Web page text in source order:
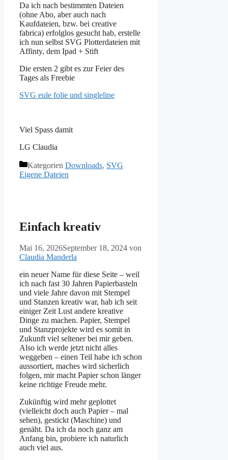
Da ich nach bestimmten Dateien
(ohne Abo, aber auch nach
Kaufdateien, bzw. bei creative
fabrica) erfolglos gesucht hab, erstelle
ich nun selbst SVG Plotterdateien mit
Affinty, dem Ipad + Stift
Die ersten 2 gibt es zur Feier des
Tages als Freebie
SVG eule folie und singleline
Viel Spass damit
LG Claudia
Kategorien Downloads, SVG
Eigene Dateien
Einfach kreativ
Mai 16, 2026September 18, 2024 von
Claudia Manderla
ein neuer Name für diese Seite – weil
ich nach fast 30 Jahren Papierbasteln
und viele Jahre davon mit Stempel
und Stanzen kreativ war, hab ich seit
einiger Zeit Lust andere kreative
Dinge zu machen. Papier, Stempel
und Stanzprojekte wird es somit in
Zukunft viel seltener bei mir geben.
Also ich werde jetzt nicht alles
weggeben – einen Teil habe ich schon
aussortiert, maches wird sicherlich
folgen, mir macht Papier schon länger
keine richtige Freude mehr.
Zukünftig wird mehr geplottet
(vielleicht doch auch Papier – mal
sehen), gestickt (Maschine) und
genäht. Da ich da noch ganz am
Anfang bin, probiere ich naturlich
auch viel aus.